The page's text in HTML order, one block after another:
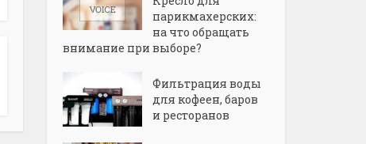
парикмахерских:
на что обращать
внимание при выборе?
Фильтрация воды
для кофеен, баров
и ресторанов